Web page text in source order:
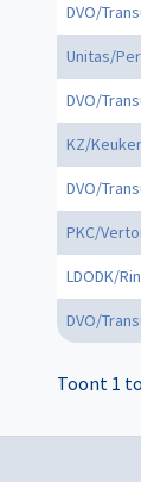
DVO/
Unitas/
DVO/
KZ/
DVO/
PKC/
LDODK/
DVO/
Toont 1